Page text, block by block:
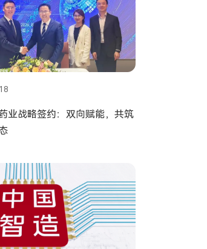
业战略签约：双向赋能，共筑